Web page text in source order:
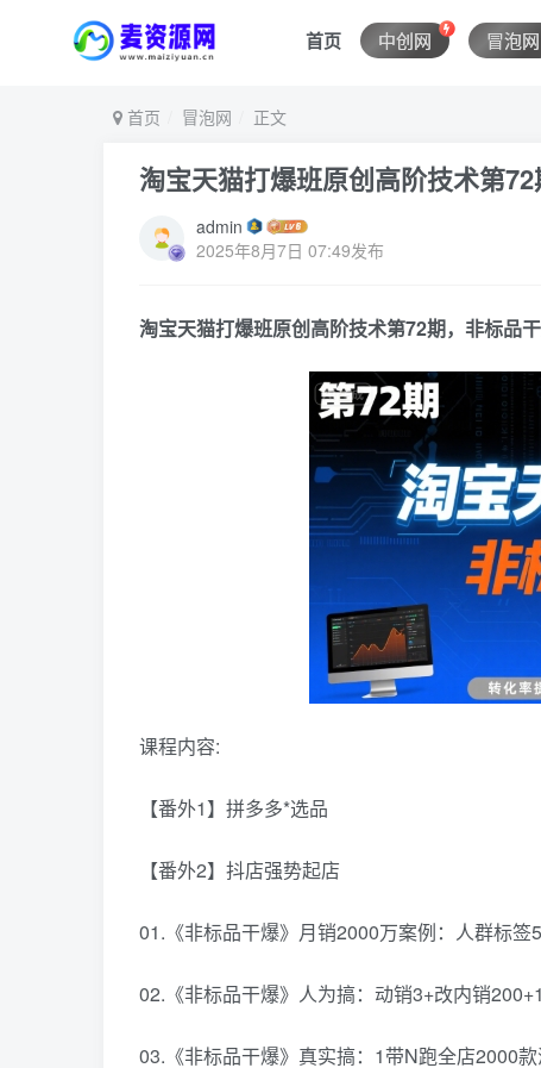
首页 中创网 冒泡网
首页 冒泡网 正文
淘宝天猫打爆班原创高阶技术第
admin
2025年8月7日 07:49发布
淘宝天猫打爆班原创高阶技术第72期，非标品
课程内容:
【番外1】拼多多*选品
【番外2】抖店强势起店
01.《非标品干爆》月销2000万案例：人群标签
02.《非标品干爆》人为搞：动销3+改内销
03.《非标品干爆》真实搞：1带N跑全店2000